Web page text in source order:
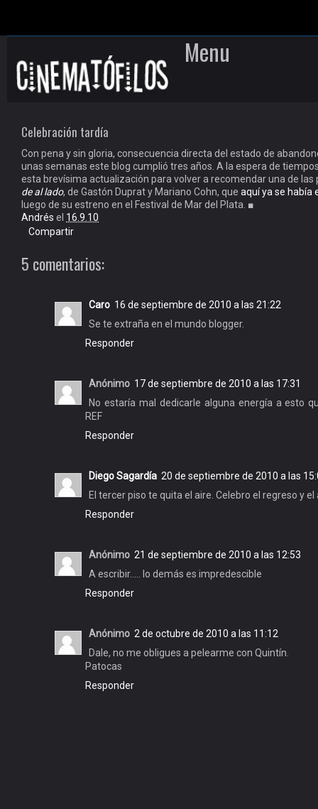
Menu
Celebración tardía
Con pena y sin gloria, consecuencia directa del estado de
unas semanas este blog cumplió tres años. A la espera de
esta brevísima actualización para volver a recomendar una de las
de al lado, de Gastón Duprat y Mariano Cohn, que aquí ya se había
luego de su estreno en el Festival de Mar del Plata. ■
Andrés el 16.9.10
Compartir
5 comentarios:
Caro 16 de septiembre de 2010 a las 21:22
Se te extraña en el mundo blogger.
Responder
Anónimo 17 de septiembre de 2010 a las 17:31
No estaría mal dedicarle alguna energía a esto
REF
Responder
Diego Sagardía 20 de septiembre de 2010 a las
El tercer piso te quita el aire. Celebro el regreso y
Responder
Anónimo 21 de septiembre de 2010 a las 12:53
A escribir..... lo demás es impredescible
Responder
Anónimo 2 de octubre de 2010 a las 11:12
Dale, no me obligues a pelearme con Quintín.
Patocas
Responder